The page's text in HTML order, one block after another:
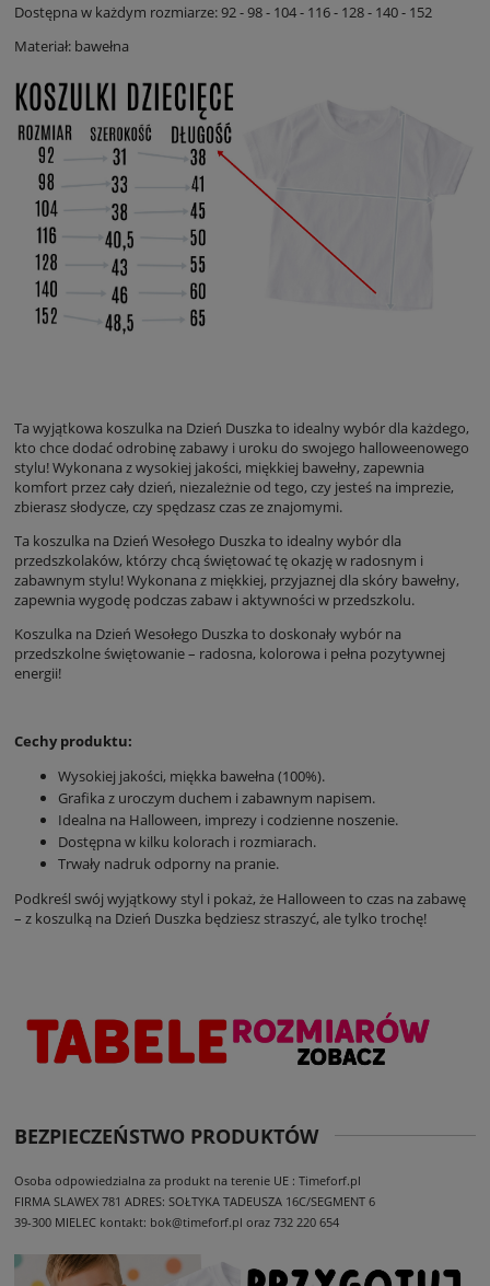
Dostępna w każdym rozmiarze: 92 - 98 - 104 - 116 - 128 - 140 - 152
Materiał: bawełna
Ta wyjątkowa koszulka na Dzień Duszka to idealny wybór dla każdego,
kto chce dodać odrobinę zabawy i uroku do swojego halloweenowego
stylu! Wykonana z wysokiej jakości, miękkiej bawełny, zapewnia
komfort przez cały dzień, niezależnie od tego, czy jesteś na imprezie,
zbierasz słodycze, czy spędzasz czas ze znajomymi.
Ta koszulka na Dzień Wesołego Duszka to idealny wybór dla
przedszkolaków, którzy chcą świętować tę okazję w radosnym i
zabawnym stylu! Wykonana z miękkiej, przyjaznej dla skóry bawełny,
zapewnia wygodę podczas zabaw i aktywności w przedszkolu.
Koszulka na Dzień Wesołego Duszka to doskonały wybór na
przedszkolne świętowanie – radosna, kolorowa i pełna pozytywnej
energii!
Cechy produktu:
Wysokiej jakości, miękka bawełna (100%).
Grafika z uroczym duchem i zabawnym napisem.
Idealna na Halloween, imprezy i codzienne noszenie.
Dostępna w kilku kolorach i rozmiarach.
Trwały nadruk odporny na pranie.
Podkreśl swój wyjątkowy styl i pokaż, że Halloween to czas na zabawę
– z koszulką na Dzień Duszka będziesz straszyć, ale tylko trochę!
BEZPIECZEŃSTWO PRODUKTÓW
Osoba odpowiedzialna za produkt na terenie UE : Timeforf.pl
FIRMA SLAWEX 781 ADRES: SOŁTYKA TADEUSZA 16C/SEGMENT 6
39-300 MIELEC kontakt: bok@timeforf.pl oraz 732 220 654